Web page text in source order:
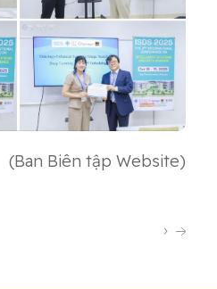
(Ban Biên tập Website)
›